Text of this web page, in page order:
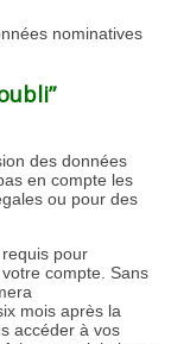
nominatives
des données
en compte les
ou pour des
pour
compte. Sans
mois après la
accéder à vos